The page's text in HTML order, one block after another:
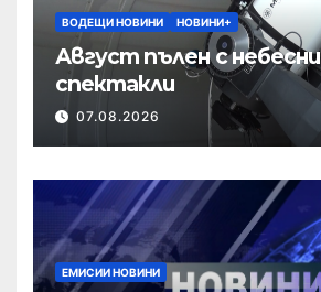
ВОДЕЩИ НОВИНИ НОВИНИ+
Август пълен с небесни
спектакли
07.08.2026
ЕМИСИИ НОВИНИ